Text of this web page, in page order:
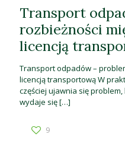
Transport
rozbieżności
licencją
Transport odpadów –
licencją transportową W
częściej ujawnia się
wydaje się[…]
9